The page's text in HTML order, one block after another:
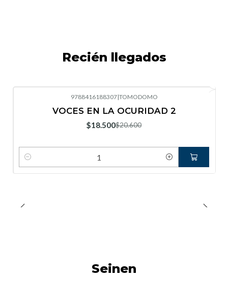
Recién llegados
9788416188307|TOMODOMO
VOCES EN LA OCURIDAD 2
$18.500$20.600
Cantidad
Seinen